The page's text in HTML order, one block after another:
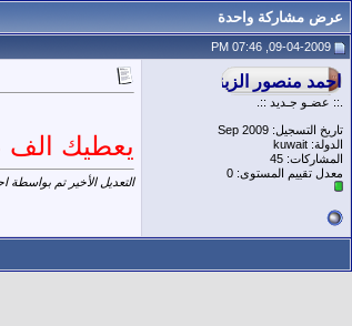
عرض مشاركة واحدة
.:: عضـو جـديد ::.
تاريخ التسجيل: Sep 2009
الدولة: kuwait
المشاركات: 45
معدل تقييم المستوى: 0
يعطيك الف
التعديل الأخير تم بواسطة احمد